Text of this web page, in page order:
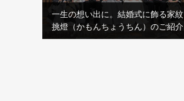
一生の想い出に。結婚式に飾る家紋
挑燈（かもんちょうちん）のご紹介